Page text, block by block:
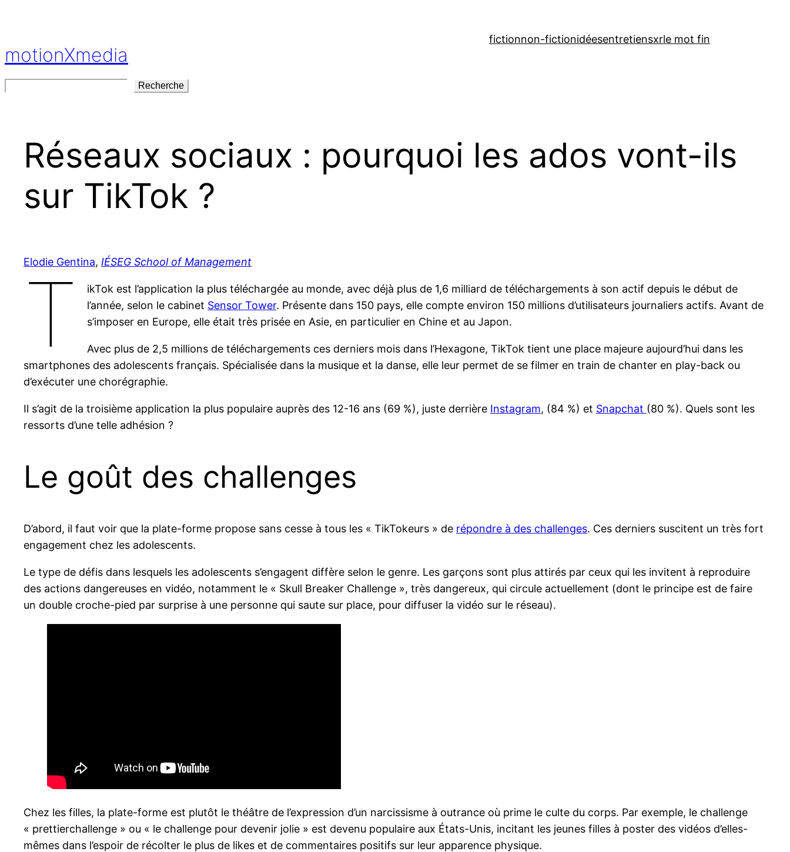
motionXmedia
fictionnon-fictionidéesentretiensxrle mot fin
Recherche
Réseaux sociaux : pourquoi les ados vont-ils
sur TikTok ?
Elodie Gentina, IÉSEG School of Management
T
ikTok est l’application la plus téléchargée au monde, avec déjà plus de 1,6 milliard de téléchargements à son actif depuis le début de
l’année, selon le cabinet SensorTower. Présente dans 150 pays, elle compte environ 150 millions d’utilisateurs journaliers actifs. Avant de
s’imposer en Europe, elle était très prisée en Asie, en particulier en Chine et au Japon.
Avec plus de 2,5 millions de téléchargements ces derniers mois dans l’Hexagone, TikTok tient une place majeure aujourd’hui dans les
smartphones des adolescents français. Spécialisée dans la musique et la danse, elle leur permet de se filmer en train de chanter en play-back ou
d’exécuter une chorégraphie.
Il s’agit de la troisième application la plus populaire auprès des 12-16 ans (69 %), juste derrière Instagram, (84 %) et Snapchat (80 %). Quels sont les
ressorts d’une telle adhésion ?
Le goût des challenges
D’abord, il faut voir que la plate-forme propose sans cesse à tous les « TikTokeurs » de répondre à des challenges. Ces derniers suscitent un très fort
engagement chez les adolescents.
Le type de défis dans lesquels les adolescents s’engagent diffère selon le genre. Les garçons sont plus attirés par ceux qui les invitent à reproduire
des actions dangereuses en vidéo, notamment le « Skull Breaker Challenge », très dangereux, qui circule actuellement (dont le principe est de faire
un double croche-pied par surprise à une personne qui saute sur place, pour diffuser la vidéo sur le réseau).
Chez les filles, la plate-forme est plutôt le théâtre de l’expression d’un narcissisme à outrance où prime le culte du corps. Par exemple, le challenge
« prettierchallenge » ou « le challenge pour devenir jolie » est devenu populaire aux États-Unis, incitant les jeunes filles à poster des vidéos d’elles-
mêmes dans l’espoir de récolter le plus de likes et de commentaires positifs sur leur apparence physique.